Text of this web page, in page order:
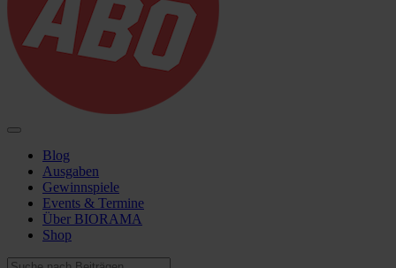
Blog
Ausgaben
Gewinnspiele
Events & Termine
Über BIORAMA
Shop